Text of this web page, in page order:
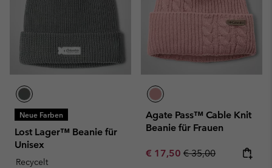
Neue Farben
Lost Lager™ Beanie für
Unisex
Recycelt
Agate Pass™ Cable Knit
Beanie für Frauen
Sale price:
€ 17,50 Regular price:
€ 35,00